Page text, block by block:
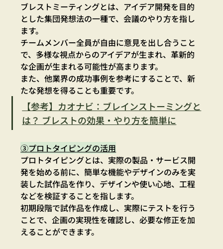
ブレストミーティングとは、アイデア開発を目的
とした集団発想法の一種で、会議のやり方を指し
ます。
チームメンバー全員が自由に意見を出し合うこと
で、多様な視点からのアイデアが生まれ、革新的
な企画が生まれる可能性が高まります。
また、他業界の成功事例を参考にすることで、新
たな発想を得ることも重要です。
【参考】カオナビ：ブレインストーミングと
は？ ブレストの効果・やり方を簡単に
③プロトタイピングの活用
プロトタイピングとは、実際の製品・サービス開
発を始める前に、簡単な機能やデザインのみを実
装した試作品を作り、デザインや使い心地、工程
などを検証することを指します。
初期段階で試作品を作成し、実際にテストを行う
ことで、企画の実現性を確認し、必要な修正を加
えることができます。